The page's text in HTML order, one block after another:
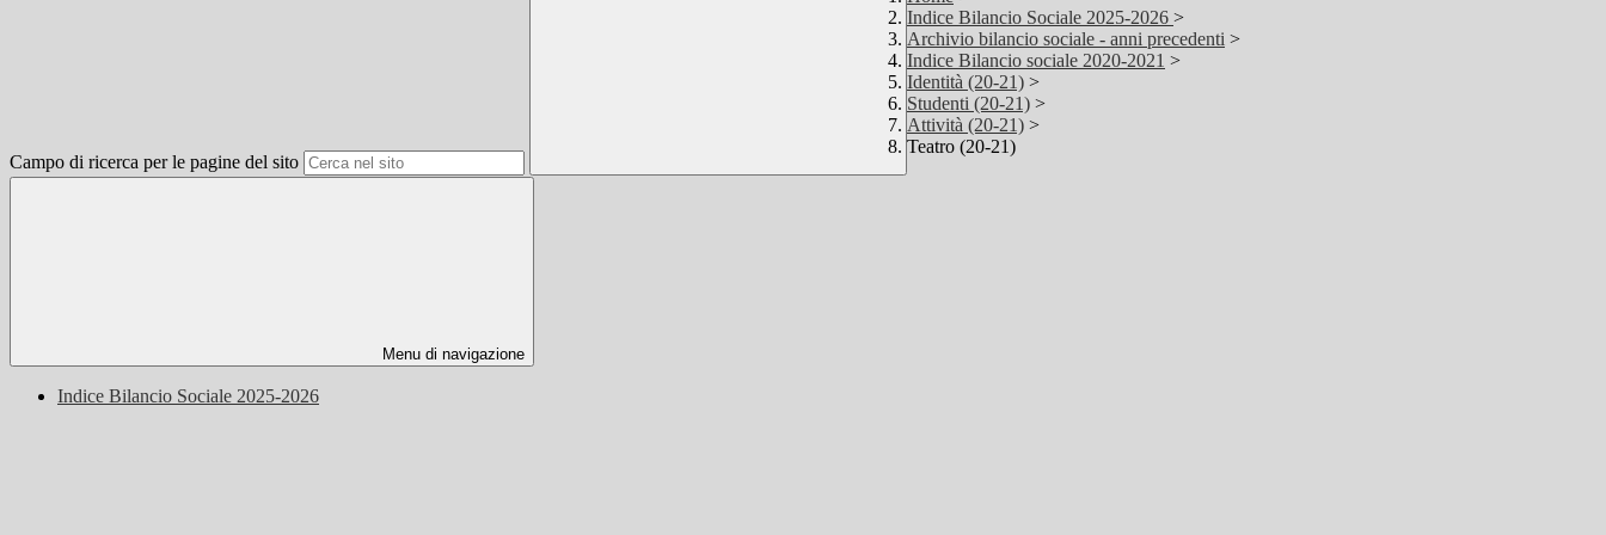
Campo di ricerca per le pagine del sito
Indice Bilancio Sociale 2025-2026 >
Archivio bilancio sociale - anni precedenti >
Indice Bilancio sociale 2020-2021 >
Identità (20-21) >
Studenti (20-21) >
Attività (20-21) >
Teatro (20-21)
Menu di navigazione
Indice Bilancio Sociale 2025-2026